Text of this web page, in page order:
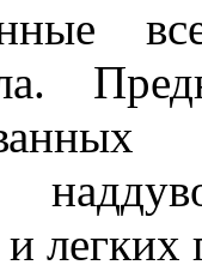
легких